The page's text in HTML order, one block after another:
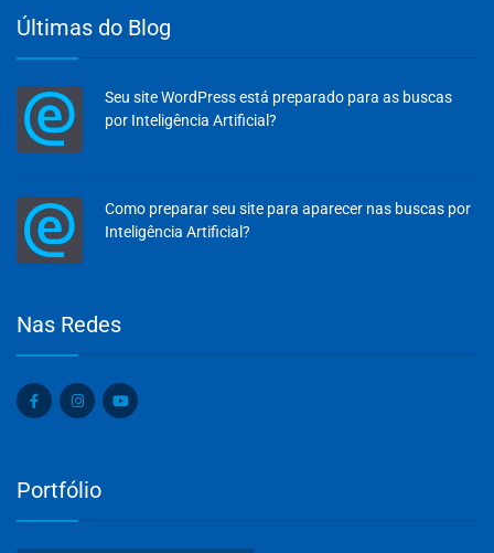
Últimas do Blog
Seu site WordPress está preparado para as buscas
por Inteligência Artificial?
Como preparar seu site para aparecer nas buscas por
Inteligência Artificial?
Nas Redes
Portfólio
Olá, insira seus dados para continuar.
Nome
Número de celular